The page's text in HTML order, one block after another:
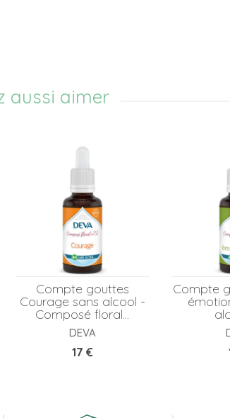
aussi aimer
Compte gouttes
Courage sans alcool -
Composé floral...
DEVA
Prix
17 €
Compte